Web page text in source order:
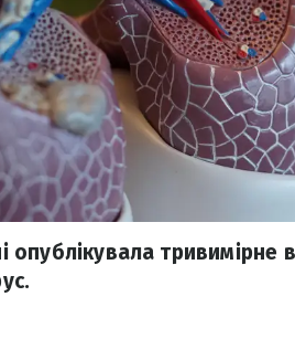
опублікувала тривимірне